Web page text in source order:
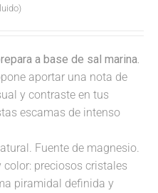
a base de sal marina.
aportar una nota de
y contraste en tus
escamas de intenso
Fuente de magnesio.
color: preciosos cristales
piramidal definida y